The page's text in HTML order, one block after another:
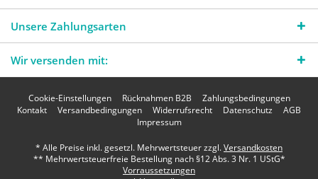
Unsere Zahlungsarten
Wir versenden mit:
Cookie-Einstellungen Rücknahmen B2B
Zahlungsbedingungen
Kontakt
Versandbedingungen Widerrufsrecht Datenschutz
AGB
Impressum
* Alle Preise inkl. gesetzl. Mehrwertsteuer zzgl.Versandkosten
** Mehrwertsteuerfreie Bestellung nach §12 Abs. 3 Nr. 1 UStG*
Vorraussetzungen